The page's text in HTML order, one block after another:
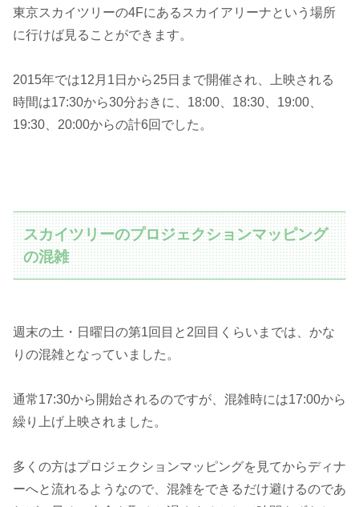
東京スカイツリーの4Fにあるスカイアリーナという場所
に行けば見ることができます。
2015年では12月1日から25日まで開催され、上映される
時間は17:30から30分おきに、18:00、18:30、19:00、
19:30、20:00からの計6回でした。
スカイツリーのプロジェクションマッピング
の混雑
週末の土・日曜日の第1回目と2回目くらいまでは、かな
りの混雑となっていました。
通常17:30から開始されるのですが、混雑時には17:00から
繰り上げ上映されました。
多くの方はプロジェクションマッピングを見てからディナ
ーへと流れるようなので、混雑をできるだけ避けるのであ